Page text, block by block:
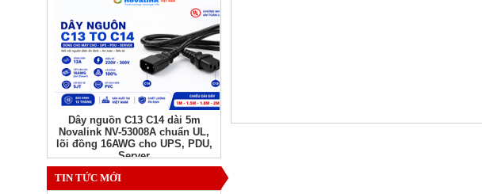
Dây nguồn C13 C14 dài 5m
Novalink NV-53008A chuẩn UL,
lõi đồng 16AWG cho UPS, PDU,
Server
Giá: Liên hệ
TIN TỨC MỚI